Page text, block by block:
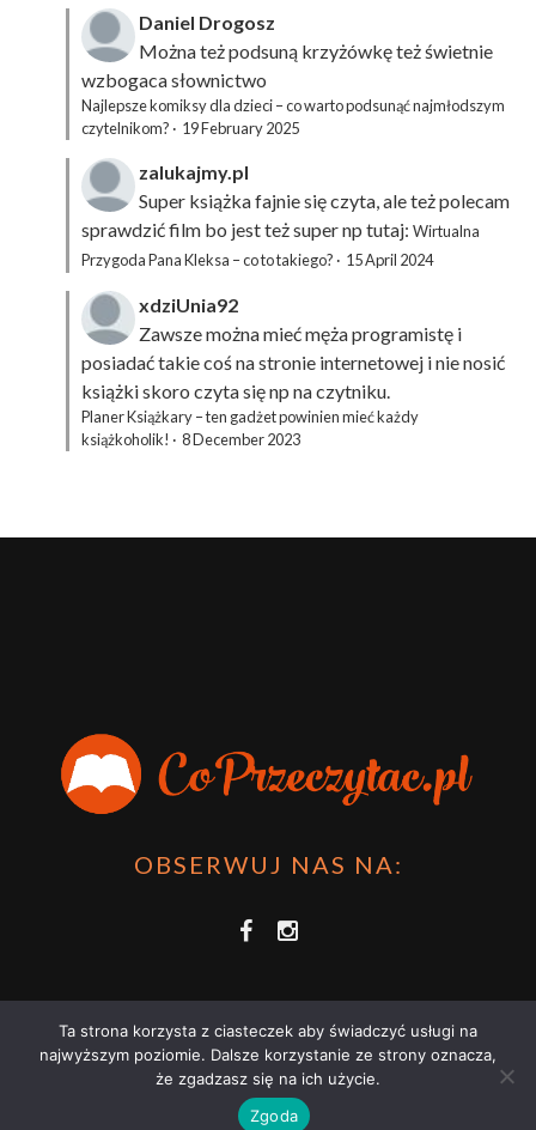
Daniel Drogosz
Można też podsuną krzyżówkęteż świetnie
wzbogaca słownictwo
Najlepsze komiksy dla dzieci – co warto podsunąć najmłodszym
czytelnikom? · 19 February 2025
zalukajmy.pl
Super książka fajnie się czyta, ale też polecam
sprawdzić film bo jest też super np tutaj: Wirtualna
Przygoda Pana Kleksa – co to takiego? · 15 April 2024
xdziUnia92
Zawsze można mieć męża programistę i
posiadać takie coś na stronie internetowej i nie nosić
książki skoro czyta się np na czytniku.
Planer Książkary – ten gadżet powinien mieć każdy
książkoholik! · 8 December 2023
OBSERWUJ NAS NA:
COPRZECZYTAĆ.PL 2021 | STRONA WYKORZYSTUJE PLIKI COOKIES |
POLITYKĄ PRYWATNOŚCI
Ta strona korzysta z ciasteczek aby świadczyć usługi na
najwyższym poziomie. Dalsze korzystanie ze strony oznacza,
że zgadzasz się na ich użycie.
Zgoda